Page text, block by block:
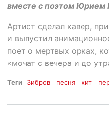
вместе с поэтом Юрием
Артист сделал кавер,
и выпустил
поет о мертвых орках,
«мочат с вечера и до
Теги Зибров песня хит